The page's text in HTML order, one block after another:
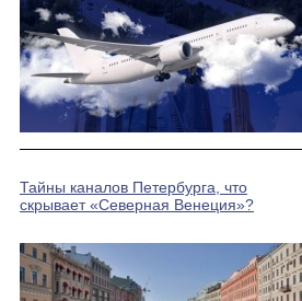
Тайны каналов Петербурга, что
скрывает «Северная Венеция»?